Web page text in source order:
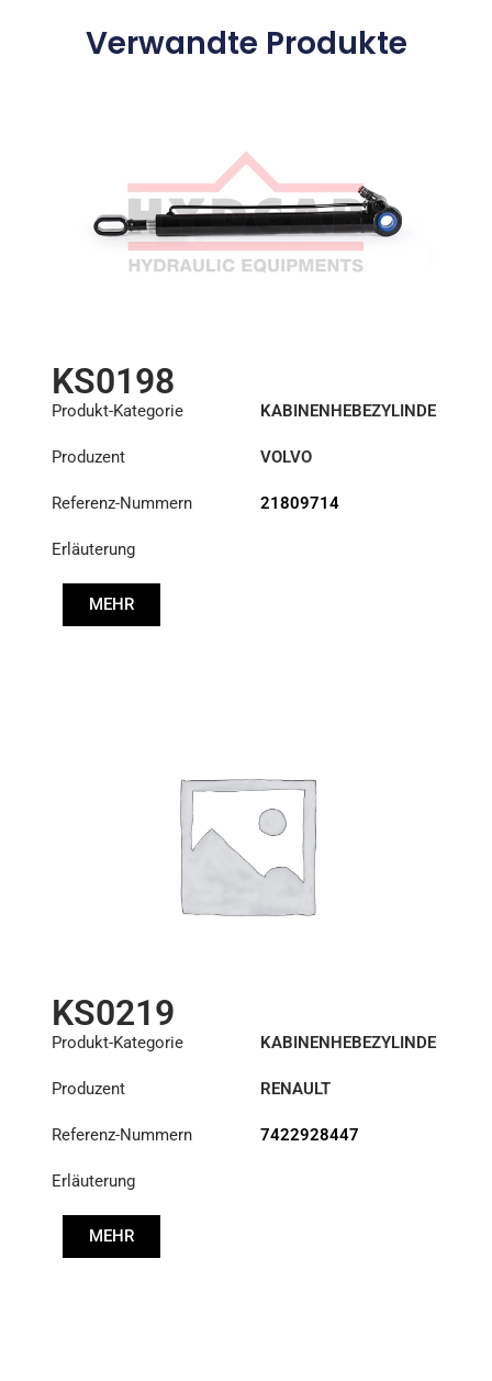
Verwandte Produkte
KS0198
Produkt-Kategorie
KABINENHEBEZYLINDE
Produzent
VOLVO
Referenz-Nummern 21809714
Erläuterung
MEHR
KS0219
Produkt-Kategorie
KABINENHEBEZYLINDE
Produzent
RENAULT
Referenz-Nummern 7422928447
Erläuterung
MEHR